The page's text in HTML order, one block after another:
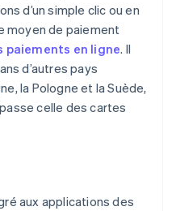
d’un simple clic ou en
moyen de paiement
paiements en ligne. Il
d’autres pays
la Pologne et la Suède,
celle des cartes
aux applications des